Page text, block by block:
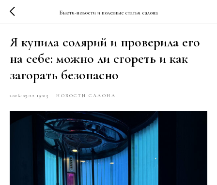
Бьюти-новости и полезные статьи салона
Я купила солярий и проверила его
на себе: можно ли сгореть и как
загорать безопасно
2026-03-22 19:05 НОВОСТИ САЛОНА